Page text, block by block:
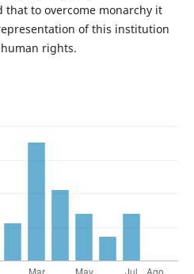
to overcome monarchy it
of this institution
rights.